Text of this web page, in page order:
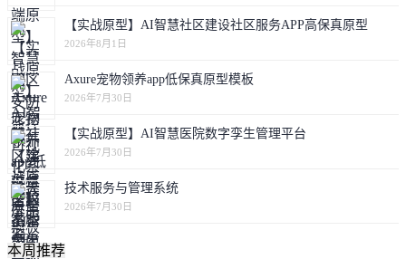
【实战原型】AI智慧社区建设社区服务APP高保真原型
2026年8月1日
Axure宠物领养app低保真原型模板
2026年7月30日
【实战原型】AI智慧医院数字孪生管理平台
2026年7月30日
技术服务与管理系统
2026年7月30日
本周推荐